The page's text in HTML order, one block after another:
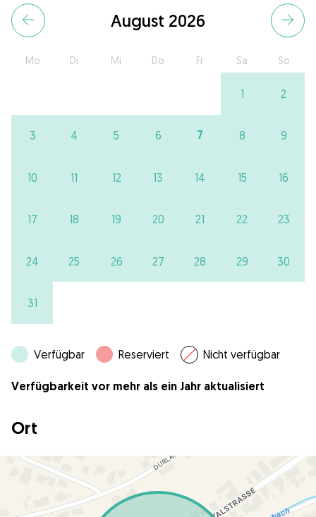
August 2026
Mo Di Mi Do Fr Sa So
1 2
3 4 5 6 7 8 9
10 11 12 13 14 15 16
17 18 19 20 21 22 23
24 25 26 27 28 29 30
31
Verfügbar Reserviert Nicht verfügbar
Verfügbarkeit vor mehr als ein Jahr aktualisiert
Ort